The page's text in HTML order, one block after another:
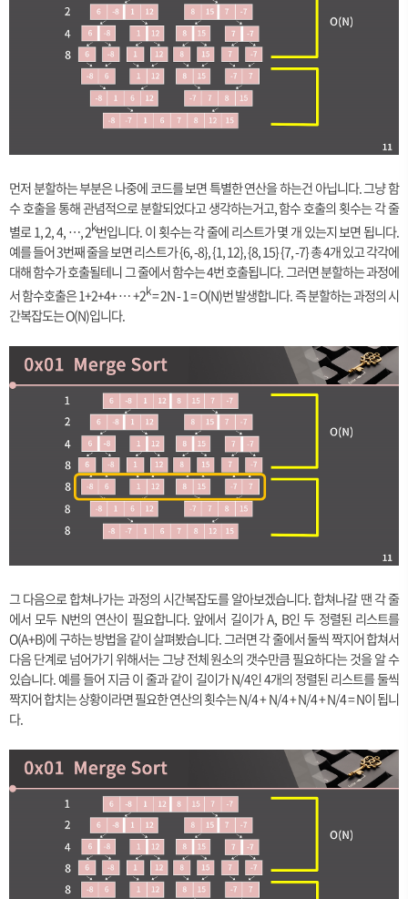
먼저 분할하는 부분은 나중에 코드를 보면 특별한 연산을 하는건 아닙니다. 그냥 함
수 호출을 통해 관념적으로 분할되었다고 생각하는거고, 함수 호출의 횟수는 각 줄
별로 1, 2, 4, …, 2k번입니다. 이 횟수는 각 줄에 리스트가 몇 개 있는지 보면 됩니다.
예를 들어 3번째 줄을 보면 리스트가 {6, -8}, {1, 12}, {8, 15} {7, -7} 총 4개 있고 각각에
대해 함수가 호출될테니 그 줄에서 함수는 4번 호출됩니다. 그러면 분할하는 과정에
서 함수호출은 1+2+4+ … +2k= 2N - 1 = O(N)번 발생합니다. 즉 분할하는 과정의 시
간복잡도는 O(N)입니다.
그 다음으로 합쳐나가는 과정의 시간복잡도를 알아보겠습니다. 합쳐나갈 땐 각 줄
에서 모두 N번의 연산이 필요합니다. 앞에서 길이가 A, B인 두 정렬된 리스트를
O(A+B)에 구하는 방법을 같이 살펴봤습니다. 그러면 각 줄에서 둘씩 짝지어 합쳐서
다음 단계로 넘어가기 위해서는 그냥 전체 원소의 갯수만큼 필요하다는 것을 알 수
있습니다. 예를 들어 지금 이 줄과 같이 길이가 N/4인 4개의 정렬된 리스트를 둘씩
짝지어 합치는 상황이라면 필요한 연산의 횟수는 N/4 + N/4 + N/4 + N/4 = N이 됩니
다.